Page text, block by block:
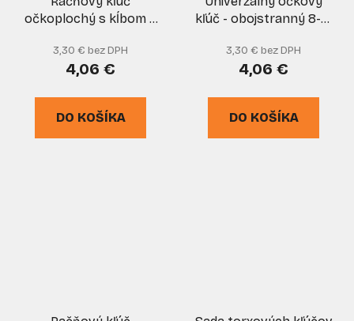
očkoplochý s kĺbom 8
3,30 € bez DPH
4,06 €
DO KOŠÍKA
kľúč - obojstranný 8-13
GEKO
3,30 € bez DPH
4,06 €
DO KOŠÍKA